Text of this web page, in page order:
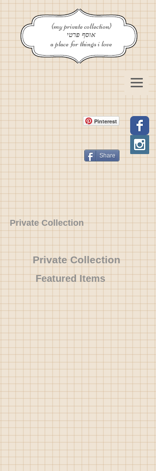
{my private collection}
אוסף פרטי
a place for things i love
Pinterest
Share
Private Collection
Private Collection
Featured Items